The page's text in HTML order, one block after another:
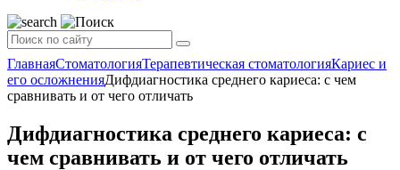
ГлавнаяСтоматологияТерапевтическая стоматологияКариес и
его осложненияДифдиагностика среднего кариеса: с чем
сравнивать и от чего отличать
Дифдиагностика среднего кариеса: с
чем сравнивать и от чего отличать